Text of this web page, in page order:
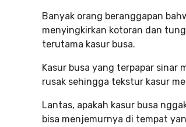
Banyak orang beranggapan
menyingkirkan kotoran dan
terutama kasur busa.
Kasur busa yang terpapar sinar
rusak sehingga tekstur kasur
Lantas, apakah kasur busa
bisa menjemurnya di tempat